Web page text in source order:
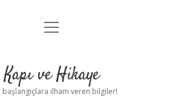
Anasayfa
Yasal Uyarı
menüyü
Kapı ve Hikaye
başlangıçlara ilham veren bilgiler!